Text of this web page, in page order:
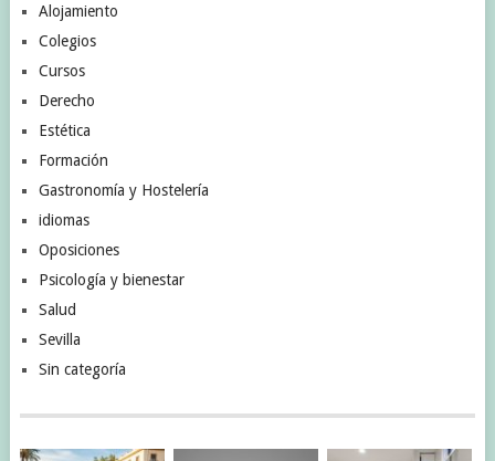
Alojamiento
Colegios
Cursos
Derecho
Estética
Formación
Gastronomía y Hostelería
idiomas
Oposiciones
Psicología y bienestar
Salud
Sevilla
Sin categoría